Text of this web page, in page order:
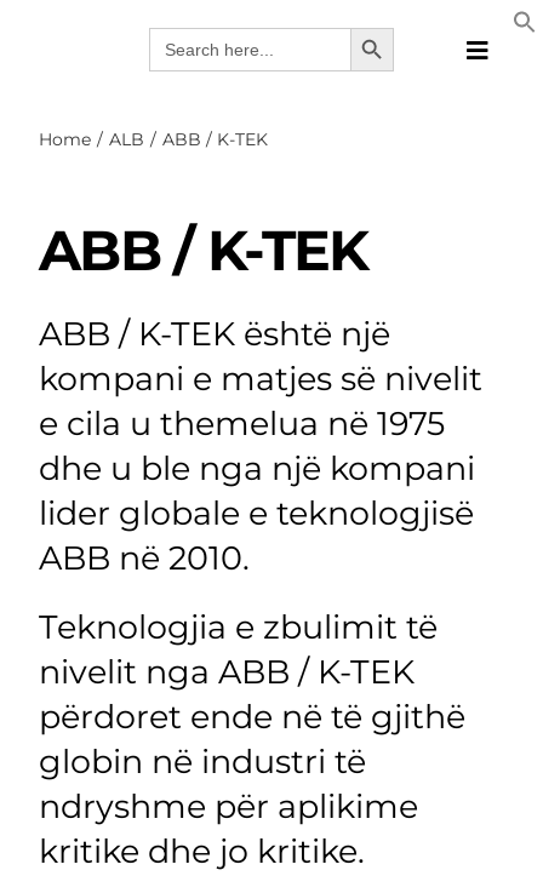
Search
for:
Search Button
Toggle
ALB
Home ALB ABB / K-TEK
ABB / K-TEK
ABB / K-TEK është një
kompani e matjes së nivelit
e cila u themelua në 1975
dhe u ble nga një kompani
lider globale e teknologjisë
ABB në 2010.
Teknologjia e zbulimit të
nivelit nga ABB / K-TEK
përdoret ende në të gjithë
globin në industri të
ndryshme për aplikime
kritike dhe jo kritike.